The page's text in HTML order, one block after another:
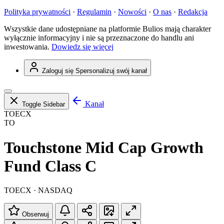
Polityka prywatności · Regulamin · Nowości · O nas · Redakcja
Wszystkie dane udostępniane na platformie Bulios mają charakter
wyłącznie informacyjny i nie są przeznaczone do handlu ani
inwestowania. Dowiedz się więcej
Zaloguj się Spersonalizuj swój kanał
Toggle Sidebar
Kanał
TOECX
TO
Touchstone Mid Cap Growth
Fund Class C
TOECX · NASDAQ
Obserwuj